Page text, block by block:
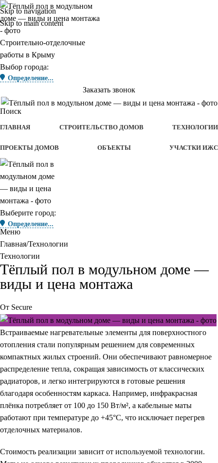
Skip to navigation
Skip to main content
Строительно-отделочные
работы в Крыму
Выбор города:
Определение...
Заказать звонок
Поиск
ГЛАВНАЯ СТРОИТЕЛЬСТВО ДОМОВ ТЕХНОЛОГИИ
ПРОЕКТЫ ДОМОВ ОБЪЕКТЫ УЧАСТКИ ИЖС
Выберите город:
Определение...
Меню
Главная Технологии
Технологии
Тёплый пол в модульном доме —
виды и цена монтажа
От Secure
Встраиваемые нагревательные элементы для поверхностного
отопления стали популярным решением для современных
компактных жилых строений. Они обеспечивают равномерное
распределение тепла, сокращая зависимость от классических
радиаторов, и легко интегрируются в готовые решения
благодаря особенностям каркаса. Например, инфракрасная
плёнка потребляет от 100 до 150 Вт/м², а кабельные маты
работают при температуре до +45°C, что исключает перегрев
отделочных материалов.
Стоимость реализации зависит от используемой технологии.